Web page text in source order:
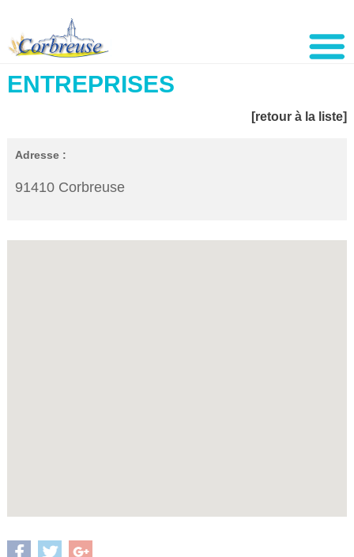
ENTREPRISES
[retour à la liste]
Adresse :
91410 Corbreuse